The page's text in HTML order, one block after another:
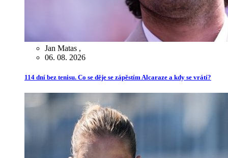
Jan Matas ,
06. 08. 2026
114 dní bez tenisu. Co se děje se zápěstím Alcaraze a kdy se vrátí?